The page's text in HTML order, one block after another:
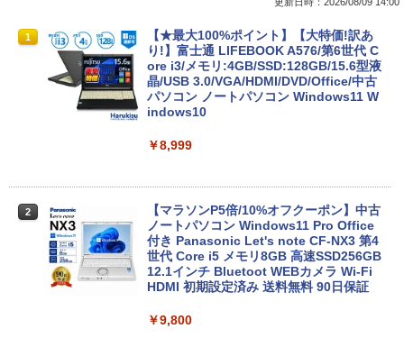
Anker Soundcore P31i ブラック
￥5,990
ラック
￥14,990
レスイヤホン bluetooth イヤホン V12 小型
BRUCE WAYNE feat. Flo Milli, ATL Jacob
[Explicit]
￥250
by Amazon 天然水 ラベルレス 500ml ×24本
富士山の天然水 バナジウム含有 水 ミネラル
ウォーター ペットボトル 静岡県産 500ミリリ
ットル (Smart Basic)
by Amazon 天然水ラベルレス 2L×9本
￥1,117
by Amazon 炭酸水 ラベルレス 500ml ×24本
異世界居酒屋「のぶ」(22) (角川コミックス・
エース)
クスDIGITAL)
￥594
コミックスDIGITAL)
1
【★最大100%ポイント】【大特価!訳あ
り!】富士通 LIFEBOOK A576/第6世代 C
ore i3/メモリ:4GB/SSD:128GB/15.6型液
晶/USB 3.0/VGA/HDMI/DVD/Office/中古
パソコン ノートパソコン Windows11 W
indows10
￥8,999
2
【マラソンP5倍/10%オフクーポン】中古
ノートパソコン Windows11 Pro Office
付き Panasonic Let's note CF-NX3 第4
世代 Core i5 メモリ8GB 高速SSD256GB
12.1インチ Bluetoot WEBカメラ Wi-Fi
HDMI 初期設定済み 送料無料 90日保証
￥9,800